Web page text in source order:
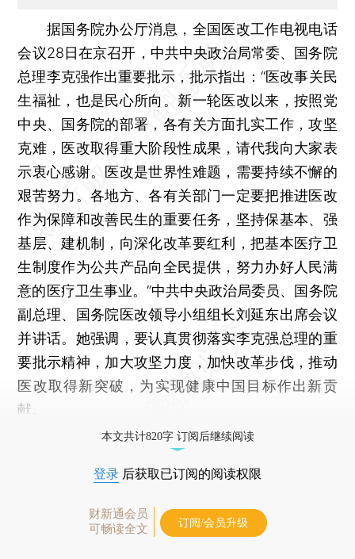
据国务院办公厅消息，全国医改工作电视电话
会议28日在京召开，中共中央政治局常委、国务院
总理李克强作出重要批示，批示指出：“医改事关民
生福祉，也是民心所向。新一轮医改以来，按照党
中央、国务院的部署，各有关方面扎实工作，攻坚
克难，医改取得重大阶段性成果，请代我向大家表
示衷心感谢。医改是世界性难题，需要持续不懈的
艰苦努力。各地方、各有关部门一定要把推进医改
作为保障和改善民生的重要任务，坚持保基本、强
基层、建机制，向深化改革要红利，把基本医疗卫
生制度作为公共产品向全民提供，努力办好人民满
意的医疗卫生事业。”中共中央政治局委员、国务院
副总理、国务院医改领导小组组长刘延东出席会议
并讲话。她强调，要认真贯彻落实李克强总理的重
要批示精神，加大攻坚力度，加快改革步伐，推动
医改取得新突破，为实现健康中国目标作出新贡
献。
本文共计820字 订阅后继续阅读
登录 后获取已订阅的阅读权限
财新通会员
可畅读全文
订阅/会员升级